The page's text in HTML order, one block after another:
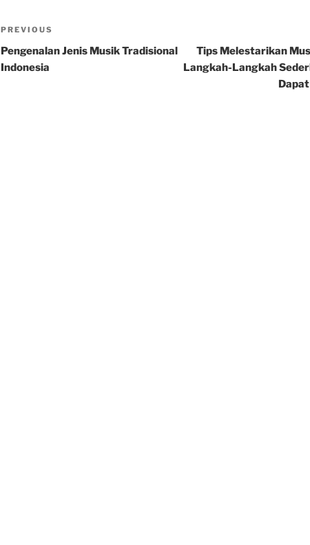
Post
navigation
Previous
Post
PREVIOUS
Pengenalan Jenis Musik Tradisional
Indonesia
Tips Melestarikan
Langkah-Langkah